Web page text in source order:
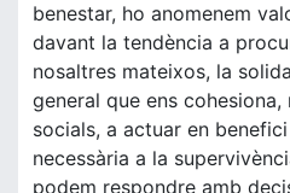
benestar, ho anomenem
davant la tendència a
nosaltres mateixos, la
general que ens
socials, a actuar en
necessària a la
podem respondre amb